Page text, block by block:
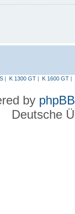
| K 1300 GT| K 1600 GT|
by phpBB
Deutsche